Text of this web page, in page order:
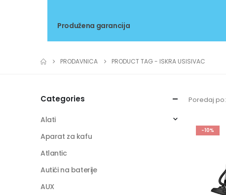
Produžena garancija
PRODAVNICA PRODUCT TAG - ISKRA USISIVAC
Poredaj po:
-10%
Categories
Alati
Aparat za kafu
Atlantic
Autići na baterije
AUX